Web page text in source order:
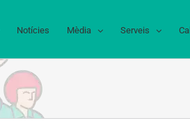
Notícies Mèdia Serveis